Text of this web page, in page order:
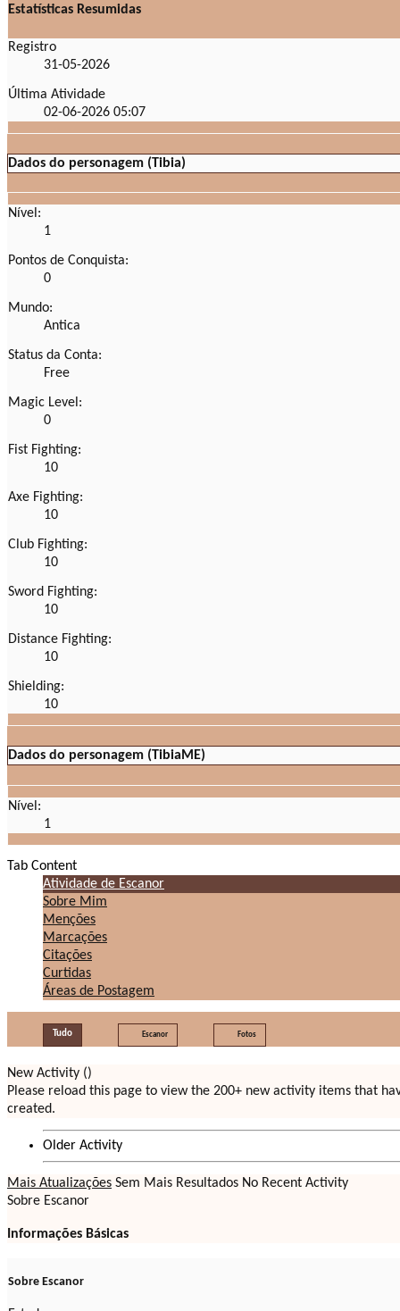
Estatísticas Resumidas
Registro
31-05-2026
Última Atividade
02-06-2026 05:07
Dados do personagem (Tibia)
Nível:
1
Pontos de Conquista:
0
Mundo:
Antica
Status da Conta:
Free
Magic Level:
0
Fist Fighting:
10
Axe Fighting:
10
Club Fighting:
10
Sword Fighting:
10
Distance Fighting:
10
Shielding:
10
Dados do personagem (TibiaME)
Nível:
1
Tab Content
Atividade de Escanor
Sobre Mim
Menções
Marcações
Citações
Curtidas
Áreas de Postagem
Tudo Escanor Fotos
New Activity ()
Please reload this page to view the 200+ new activity items that
created.
Older Activity
Mais Atualizações Sem Mais Resultados No Recent Activity
Sobre Escanor
Informações Básicas
Sobre Escanor